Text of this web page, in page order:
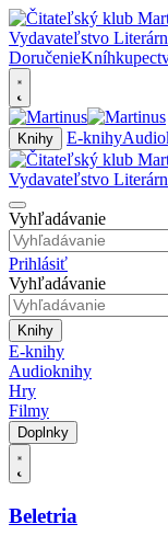
Doručenie
Knihy E-knihy
Vyhľadávanie
Prihlásiť
Vyhľadávanie
Knihy
E-knihy
Audioknihy
Hry
Filmy
Doplnky
Beletria